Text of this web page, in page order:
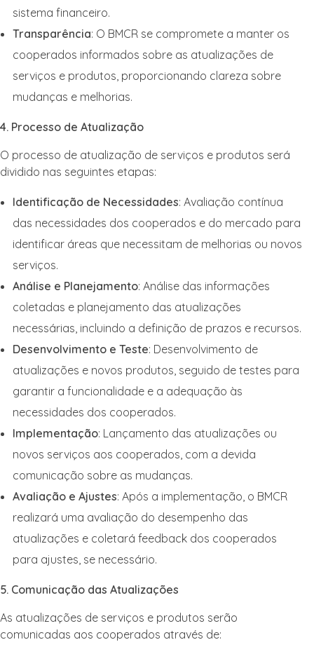
sistema financeiro.
Transparência: O BMCR se compromete a manter os
cooperados informados sobre as atualizações de
serviços e produtos, proporcionando clareza sobre
mudanças e melhorias.
4. Processo de Atualização
O processo de atualização de serviços e produtos será
dividido nas seguintes etapas:
Identificação de Necessidades: Avaliação contínua
das necessidades dos cooperados e do mercado para
identificar áreas que necessitam de melhorias ou novos
serviços.
Análise e Planejamento: Análise das informações
coletadas e planejamento das atualizações
necessárias, incluindo a definição de prazos e recursos.
Desenvolvimento e Teste: Desenvolvimento de
atualizações e novos produtos, seguido de testes para
garantir a funcionalidade e a adequação às
necessidades dos cooperados.
Implementação: Lançamento das atualizações ou
novos serviços aos cooperados, com a devida
comunicação sobre as mudanças.
Avaliação e Ajustes: Após a implementação, o BMCR
realizará uma avaliação do desempenho das
atualizações e coletará feedback dos cooperados
para ajustes, se necessário.
5. Comunicação das Atualizações
As atualizações de serviços e produtos serão
comunicadas aos cooperados através de: